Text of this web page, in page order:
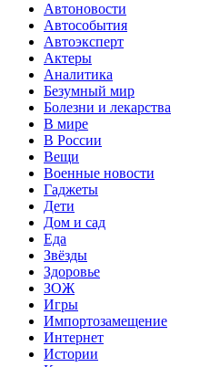
Автоновости
Автособытия
Автоэксперт
Актеры
Аналитика
Безумный мир
Болезни и лекарства
В мире
В России
Вещи
Военные новости
Гаджеты
Дети
Дом и сад
Еда
Звёзды
Здоровье
ЗОЖ
Игры
Импортозамещение
Интернет
Истории